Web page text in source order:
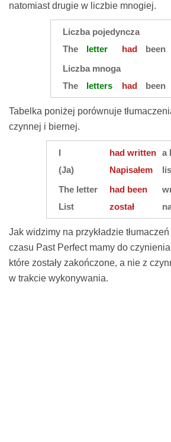
natomiast drugie w liczbie mnogiej.
Liczba pojedyncza
The
letter had been
Liczba mnoga
The
letters had been
Tabelka poniżej porównuje
czynnej i biernej.
I had written
a
(Ja)
Napisałem
The letter
had been
List
został
Jak widzimy na przykładzie
czasu Past Perfect mamy do
które zostały zakończone, a nie z
w trakcie wykonywania.